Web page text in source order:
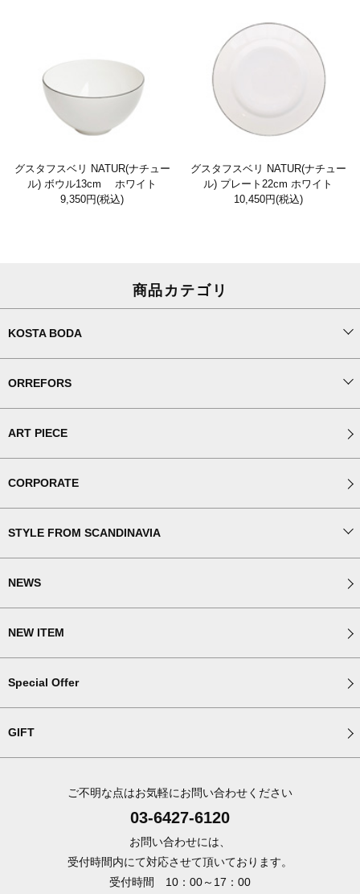
グスタフスベリ NATUR(ナチュー
ル) ボウル13cm ホワイト
9,350円(税込)
グスタフスベリ NATUR(ナチュー
ル) プレート22cm ホワイト
10,450円(税込)
商品カテゴリ
KOSTA BODA
ORREFORS
ART PIECE
CORPORATE
STYLE FROM SCANDINAVIA
NEWS
NEW ITEM
Special Offer
GIFT
ご不明な点はお気軽にお問い合わせください
03-6427-6120
お問い合わせには、
受付時間内にて対応させて頂いております。
受付時間 10：00～17：00